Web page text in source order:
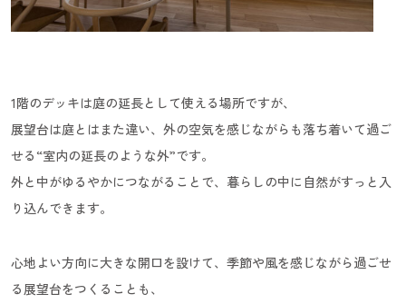
1階のデッキは庭の延長として使える場所ですが、
展望台は庭とはまた違い、外の空気を感じながらも落ち着いて過ご
せる“室内の延長のような外”です。
外と中がゆるやかにつながることで、暮らしの中に自然がすっと入
り込んできます。
心地よい方向に大きな開口を設けて、季節や風を感じながら過ごせ
る展望台をつくることも、